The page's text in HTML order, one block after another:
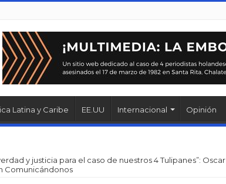
Latina y Caribe EE.UU Internacional Opinión
y justicia para el caso de nuestros 4 Tulipanes”: Oscar
Comunicándonos